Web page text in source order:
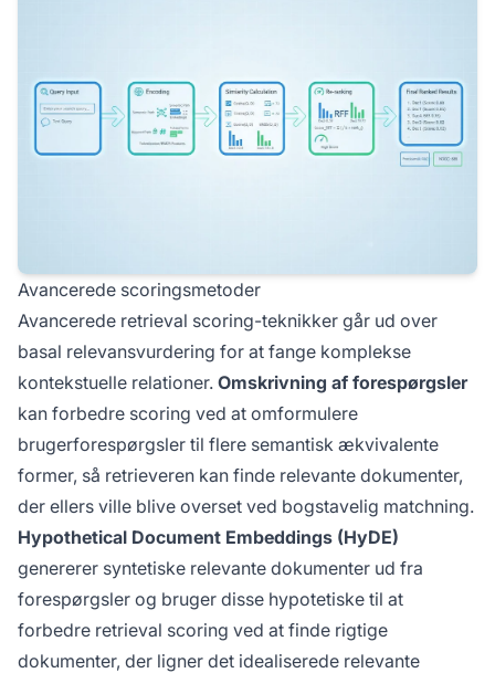
Avancerede scoringsmetoder
Avancerede retrieval scoring-teknikker går ud over
basal relevansvurdering for at fange komplekse
kontekstuelle relationer. Omskrivning af forespørgsler
kan forbedre scoring ved at omformulere
brugerforespørgsler til flere semantisk ækvivalente
former, så retrieveren kan finde relevante dokumenter,
der ellers ville blive overset ved bogstavelig matchning.
Hypothetical Document Embeddings (HyDE)
genererer syntetiske relevante dokumenter ud fra
forespørgsler og bruger disse hypotetiske til at
forbedre retrieval scoring ved at finde rigtige
dokumenter, der ligner det idealiserede relevante